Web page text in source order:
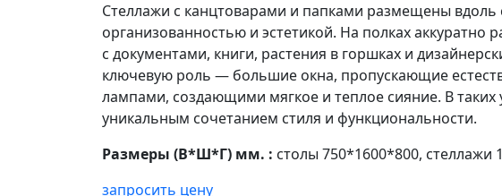
Стеллажи с канцтоварами и папками размещены
организованностью и эстетикой. На полках
с документами, книги, растения в горшках и
ключевую роль — большие окна, пропускающие
лампами, создающими мягкое и теплое сияние. В таких
уникальным сочетанием стиля и функциональности.
Размеры (В*Ш*Г) мм. : столы 750*1600*800,
запросить цену